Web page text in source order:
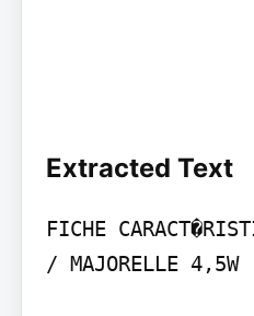
Extracted Text
FICHE
/ MAJORELLE 4,5W